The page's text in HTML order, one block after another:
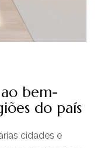
bem-
do país
cidades e